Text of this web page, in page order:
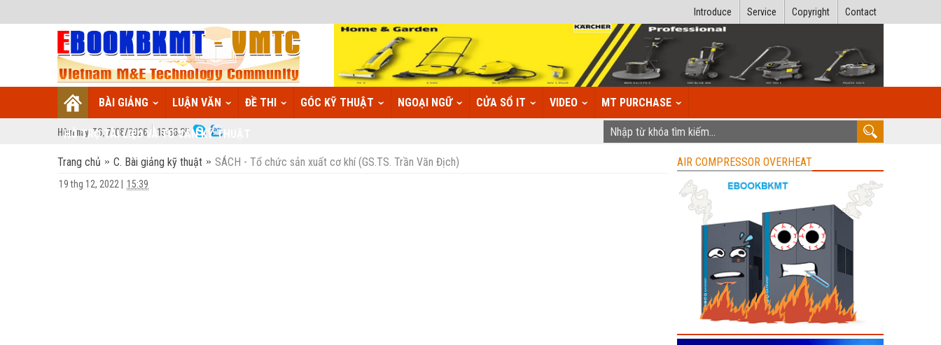
Contact
Copyright
Service
Introduce
BÀI GIẢNG LUẬN VĂN ĐỀ THI GÓC KỸ THUẬT NGOẠI NGỮ CỬA SỔ IT VIDEO MT PURCHASE
HỖ TRỢ TÀI LIỆU VÀ TƯ VẤN KỸ THUẬT
Hôm nay: T6, 7/08/2026 19:56:36
Trang chủ C. Bài giảng kỹ thuật SÁCH - Tổ chức sản xuất cơ khí (GS.TS. Trần Văn Địch)
19 thg 12, 2022 15:39
AIR COMPRESSOR OVERHEAT